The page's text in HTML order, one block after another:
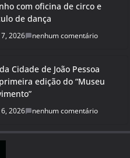
com oficina de circo e
de dança
2026 nenhum comentário
Cidade de João Pessoa
edição do “Museu
2026 nenhum comentário